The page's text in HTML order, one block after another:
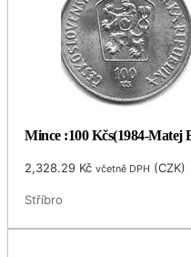
Mince :100 Kčs(1984-Matej
2,328.29 Kč včetně DPH (CZK)
Stříbro